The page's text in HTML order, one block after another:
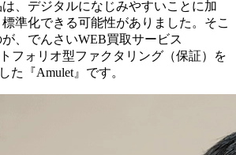
、デジタルになじみやすいことに加
準化できる可能性がありました。そこ
、でんさいWEB買取サービス
フォリオ型ファクタリング（保証）を
た『Amulet』です。